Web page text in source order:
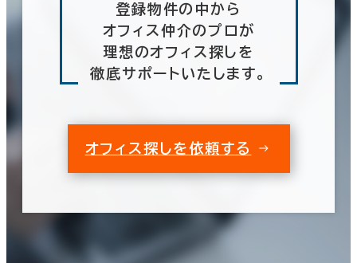
登録物件の中から
オフィス仲介のプロが
理想のオフィス探しを
徹底サポートいたします。
オフィス探しを依頼する